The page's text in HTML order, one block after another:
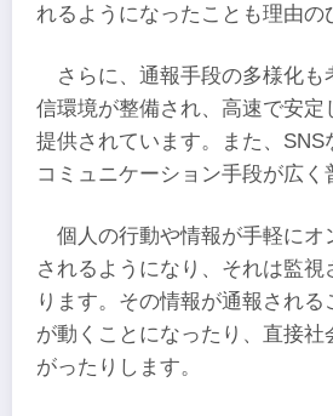
れるようになったことも理由の
さらに、通報手段の多様化も
信環境が整備され、高速で安定
提供されています。また、SNS
コミュニケーション手段が広く
個人の行動や情報が手軽にオ
されるようになり、それは監視
ります。その情報が通報される
が動くことになったり、直接社
がったりします。